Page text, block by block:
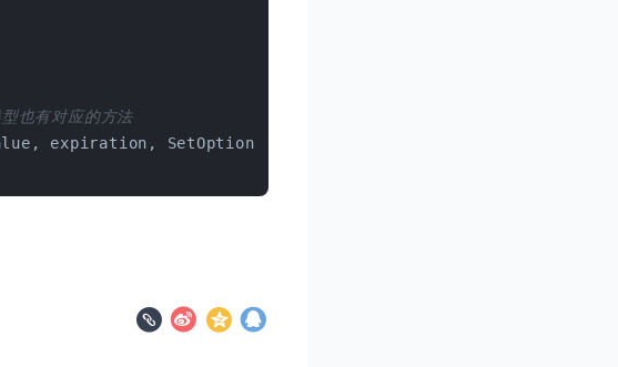
也有对应的方法
expiration, SetOption.ifAbsent()),